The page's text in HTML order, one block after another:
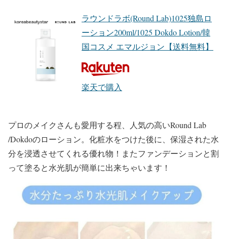
ラウンドラボ(Round Lab)1025独島ロ
ーション200ml/1025 Dokdo Lotion/韓
国コスメ エマルジョン【送料無料】
楽天で購入
プロのメイクさんも愛用する程、人気の高いRound Lab
/Dokdoのローション。化粧水をつけた後に、保湿された水
分を浸透させてくれる優れ物！またファンデーションと割
って塗ると水光肌が簡単に出来ちゃいます！